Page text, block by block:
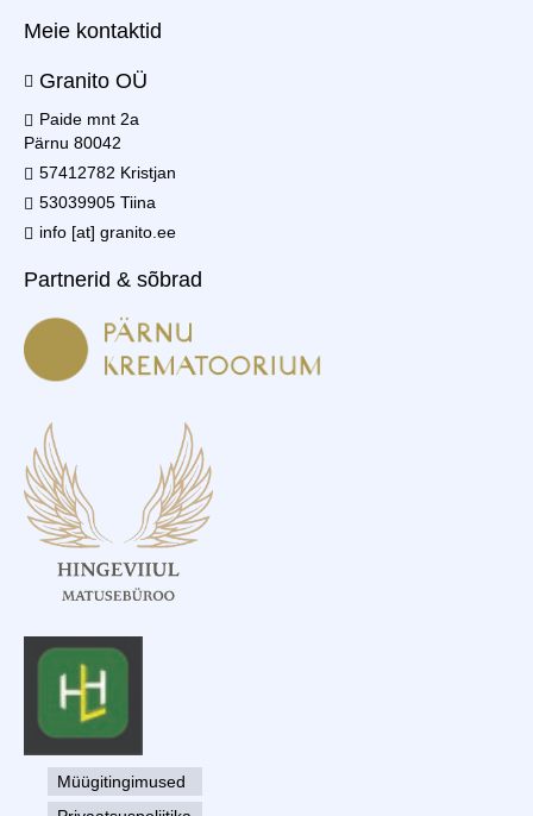
Meie kontaktid
Granito OÜ
Paide mnt 2a
Pärnu 80042
57412782 Kristjan
53039905 Tiina
info [at] granito.ee
Partnerid & sõbrad
Müügitingimused